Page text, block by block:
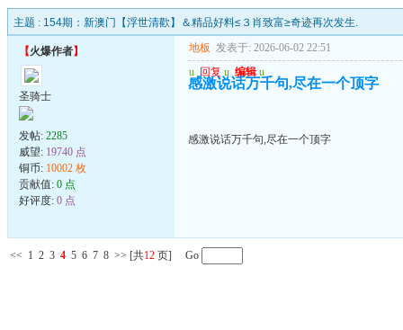
主题 : 154期：新澳门【浮世清歡】＆精品好料≤３肖致富≥奇迹再次发生.
【火爆作者】
圣骑士
发帖: 2285
威望: 19740 点
铜币: 10002 枚
贡献值: 0 点
好评度: 0 点
地板 发表于: 2026-06-02 22:51
u 回复 u 编辑 u
感激说话万千句,尽在一个顶字
感激说话万千句,尽在一个顶字
<< 1 2 3 4 5 6 7 8 >> [共12 页] Go